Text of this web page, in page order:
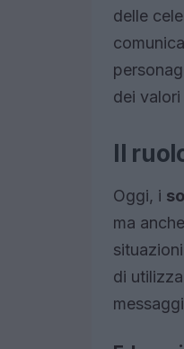
delle
dei
Il
Oggi, i
ma
di